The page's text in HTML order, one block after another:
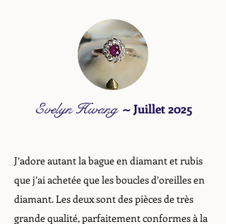
Evelyn Hwang ~Juillet 2025
J’adore autant la bague en diamant et rubis
que j’ai achetée que les boucles d’oreilles en
diamant. Les deux sont des pièces de très
grande qualité, parfaitement conformes à la